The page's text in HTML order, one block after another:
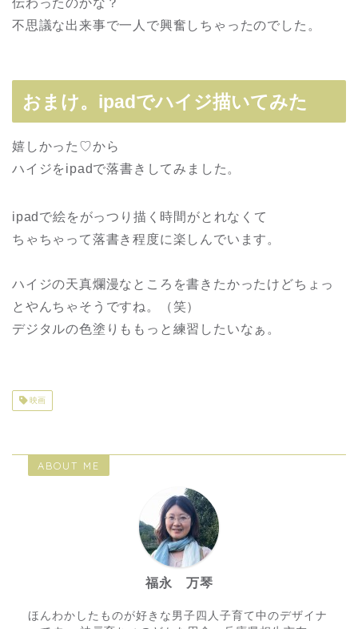
不思議な出来事で一人で興奮しちゃったのでした。
おまけ。ipadでハイジ描いてみた
嬉しかった♡から
ハイジをipadで落書きしてみました。
ipadで絵をがっつり描く時間がとれなくて
ちゃちゃって落書き程度に楽しんでいます。
ハイジの天真爛漫なところを書きたかったけどちょっ
とやんちゃそうですね。（笑）
デジタルの色塗りももっと練習したいなぁ。
映画
ABOUT ME
福永 万琴
ほんわかしたものが好きな男子四人子育て中のデザイナ